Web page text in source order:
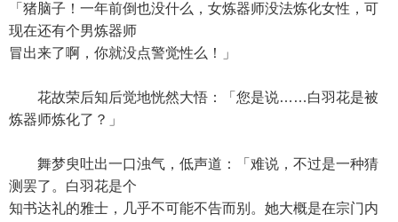
「猪脑子！一年前倒也没什么，女炼器师没法炼化女性，可
现在还有个男炼器师
冒出来了啊，你就没点警觉性么！」
花故荣后知后觉地恍然大悟：「您是说……白羽花是被
炼器师炼化了？」
舞梦臾吐出一口浊气，低声道：「难说，不过是一种猜
测罢了。白羽花是个
知书达礼的雅士，几乎不可能不告而别。她大概是在宗门内